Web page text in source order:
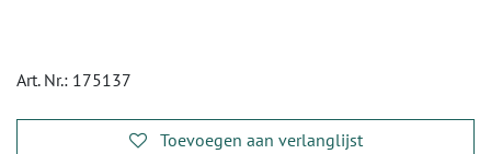
Art. Nr.: 175137
Toevoegen aan verlanglijst